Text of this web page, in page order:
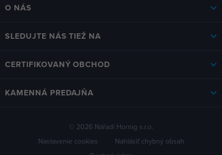
O NÁS
SLEDUJTE NÁS TIEŽ NA
CERTIFIKOVANÝ OBCHOD
KAMENNÁ PREDAJŇA
© 2026 Nářadí Hornig s.r.o.
Nastavenie cookies
Nahlásiť chybný obsah